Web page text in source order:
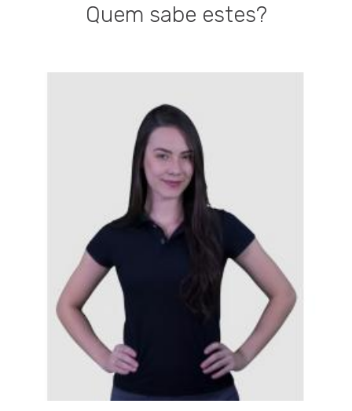
Quem sabe estes?